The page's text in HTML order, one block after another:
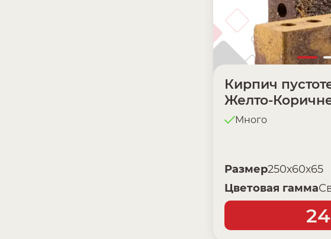
Кирпич
Желто-
Много
Размер250х60х65
Цветовая гамма